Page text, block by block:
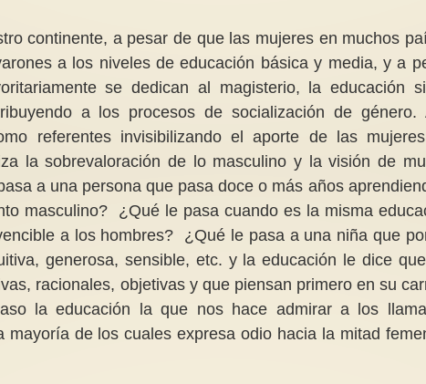
continente, a pesar de que las mujeres en muchos
a los niveles de educación básica y media, y a
se dedican al magisterio, la educación
a los procesos de socialización de género.
referentes invisibilizando el aporte de las
la sobrevaloración de lo masculino y la visión de
a una persona que pasa doce o más años
masculino? ¿Qué le pasa cuando es la misma
a los hombres? ¿Qué le pasa a una niña que
generosa, sensible, etc. y la educación le dice
racionales, objetivas y que piensan primero en su
la educación la que nos hace admirar a los
de los cuales expresa odio hacia la mitad